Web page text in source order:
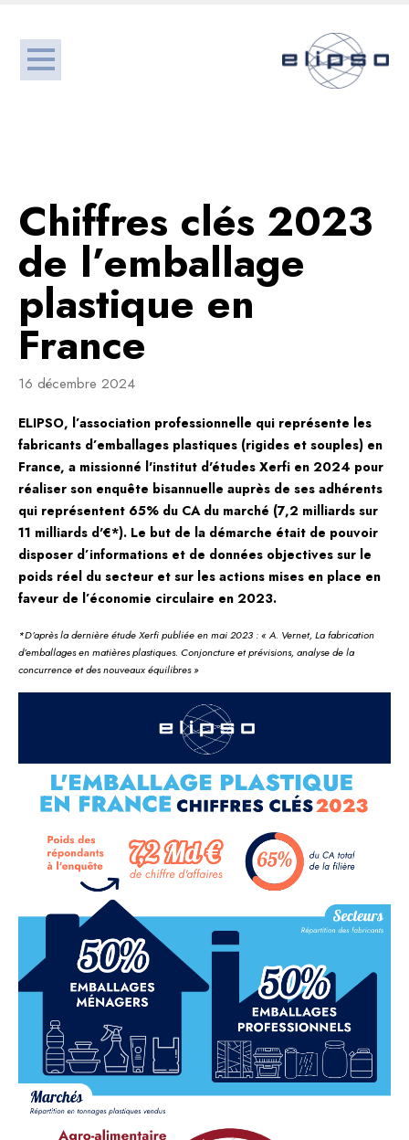
Chiffres clés 2023
de l’emballage
plastique en
France
16 décembre 2024
ELIPSO, l’association professionnelle qui représente les
fabricants d’emballages plastiques (rigides et souples) en
France, a missionné l'institut d'études Xerfi en 2024 pour
réaliser son enquête bisannuelle auprès de ses adhérents
qui représentent 65% du CA du marché (7,2 milliards sur
11 milliards d'€*). Le but de la démarche était de pouvoir
disposer d’informations et de données objectives sur le
poids réel du secteur et sur les actions mises en place en
faveur de l’économie circulaire en 2023.
*D’après la dernière étude Xerfi publiée en mai 2023 : « A. Vernet, La fabrication
d’emballages en matières plastiques. Conjoncture et prévisions, analyse de la
concurrence et des nouveaux équilibres »